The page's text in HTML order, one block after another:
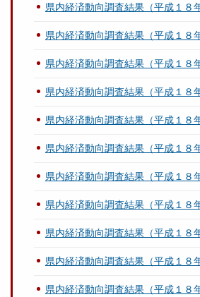
県内経済動向調査結果（平成１８
県内経済動向調査結果（平成１８
県内経済動向調査結果（平成１８
県内経済動向調査結果（平成１８
県内経済動向調査結果（平成１８
県内経済動向調査結果（平成１８
県内経済動向調査結果（平成１８
県内経済動向調査結果（平成１８
県内経済動向調査結果（平成１８
県内経済動向調査結果（平成１８
県内経済動向調査結果（平成１８